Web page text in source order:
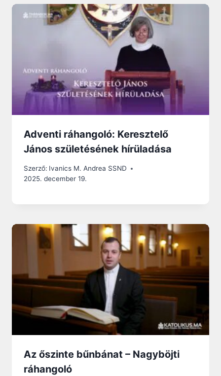
Adventi ráhangoló: Keresztelő
János születésének hírüladása
Szerző: Ivanics M. Andrea SSND
2025. december 19.
Az őszinte bűnbánat – Nagyböjti
ráhangoló